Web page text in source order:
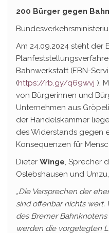
200 Bürger gegen
Am 24.09.2024 steht der
Bahnwerkstatt (EBN-
(https://rb.gy/q69wvj ).
von Bürgerinnen und
Unternehmen aus
der Handelskammer
des Widerstands gegen
Konsequenzen für
Dieter Winge, Sprecher
Oslebshausen und
„Die Versprechen der
sind offenbar nichts wert.
des Bremer
werden die vorgelegten